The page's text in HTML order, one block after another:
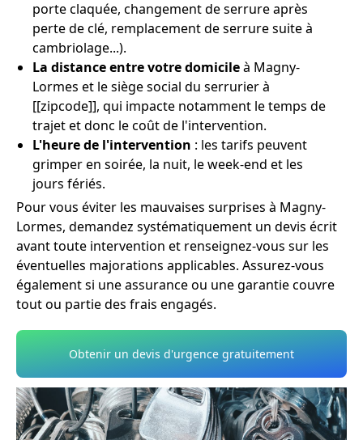
porte claquée, changement de serrure après
perte de clé, remplacement de serrure suite à
cambriolage...).
La distance entre votre domicileà Magny-
Lormes et le siège social du serrurier à
[[zipcode]], qui impacte notamment le temps de
trajet et donc le coût de l'intervention.
L'heure de l'intervention : les tarifs peuvent
grimper en soirée, la nuit, le week-end et les
jours fériés.
Pour vous éviter les mauvaises surprises à Magny-
Lormes, demandez systématiquement un devis écrit
avant toute intervention et renseignez-vous sur les
éventuelles majorations applicables. Assurez-vous
également si une assurance ou une garantie couvre
tout ou partie des frais engagés.
Obtenir un devis d'urgence gratuitement